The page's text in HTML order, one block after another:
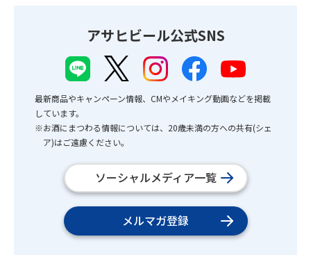
アサヒビール公式SNS
最新商品やキャンペーン情報、CMやメイキング動画などを掲載
しています。
※お酒にまつわる情報については、20歳未満の方への共有(シェ
ア)はご遠慮ください。
ソーシャルメディア一覧
メルマガ登録